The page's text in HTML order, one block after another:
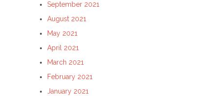
September 2021
August 2021
May 2021
April 2021
March 2021
February 2021
January 2021